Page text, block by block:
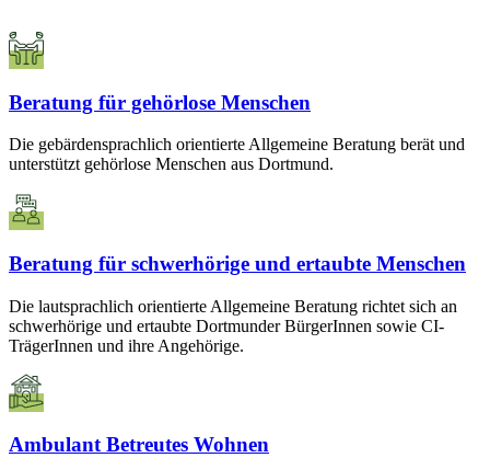
Beratung für gehörlose Menschen
Die gebärdensprachlich orientierte Allgemeine Beratung berät und
unterstützt gehörlose Menschen aus Dortmund.
Beratung für schwerhörige und ertaubte Menschen
Die lautsprachlich orientierte Allgemeine Beratung richtet sich an
schwerhörige und ertaubte Dortmunder BürgerInnen sowie CI-
TrägerInnen und ihre Angehörige.
Ambulant Betreutes Wohnen